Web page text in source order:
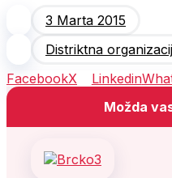
3 Marta 2015
Distriktna
FacebookX Linkedin
Možda